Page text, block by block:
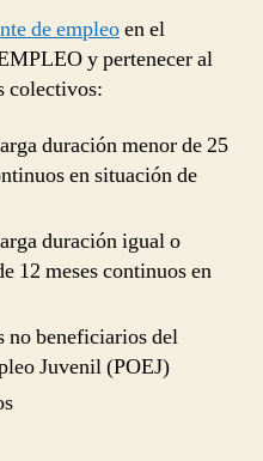
de empleoen el
y pertenecer al
colectivos:
duración menor de 25
en situación de
duración igual o
12 meses continuos en
no beneficiarios del
Juvenil (POEJ)